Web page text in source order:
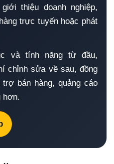
thiệu doanh nghiệp,
trực tuyến hoặc phát
và tính năng từ đầu,
chỉnh sửa về sau, đồng
bán hàng, quảng cáo
hơn.